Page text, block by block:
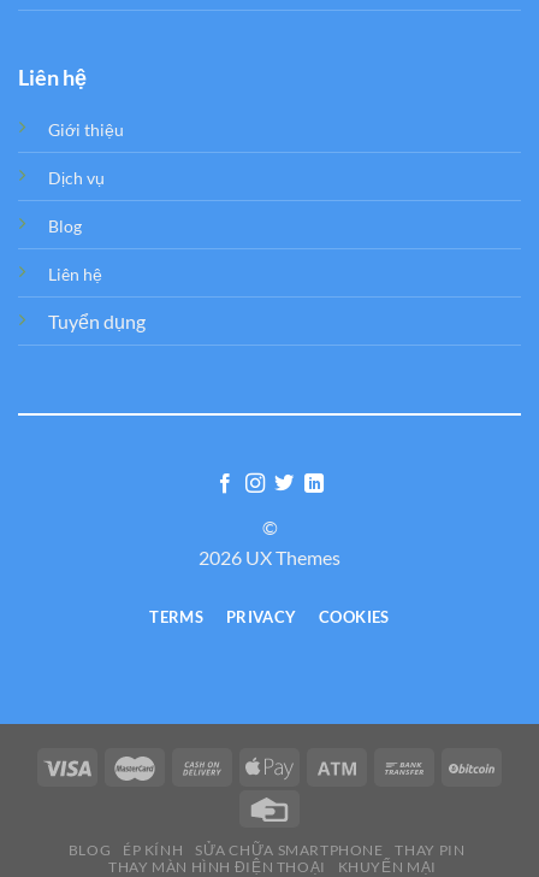
Liên hệ
Giới thiệu
Dịch vụ
Blog
Liên hệ
Tuyển dụng
©
2026 UX Themes
TERMS PRIVACY COOKIES
BLOG ÉP KÍNH SỬA CHỮA SMARTPHONE
THAY PIN
THAY MÀN HÌNH ĐIỆN THOẠI
KHUYẾN MẠI